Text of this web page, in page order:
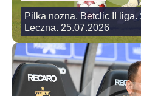
Pilka nozna. Betclic II
Leczna. 25.07.2026